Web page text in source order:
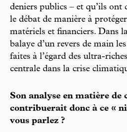
deniers publics – et qu’ils
le débat de manière à
matériels et financiers. Dans
balaye d’un revers de main
faites à l’égard des ultra-
centrale dans la crise
Son analyse en matière de
contribuerait donc à ce «
vous parlez ?